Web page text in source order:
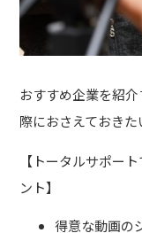
おすすめ企業を紹
際におさえておきた
【トータルサポー
ント】
得意な動画の